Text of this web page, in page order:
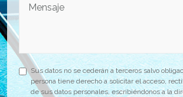
Sus datos no se cederán a terceros salvo
persona tiene derecho a solicitar el acceso,
de sus datos personales, escribiéndonos a la